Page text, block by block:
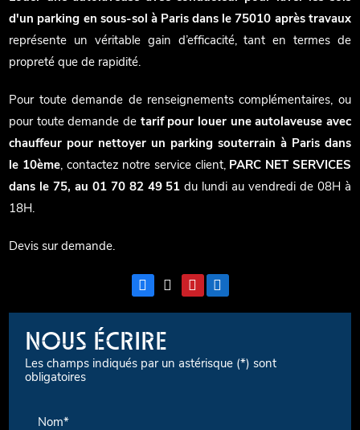
d'un parking en sous-sol à Paris dans le 75010 après travaux
représente un véritable gain d’efficacité, tant en termes de
propreté que de rapidité.
Pour toute demande de renseignements complémentaires, ou
pour toute demande de tarif pour louer une autolaveuse avec
chauffeur pour nettoyer un parking souterrain à Paris dans
le 10ème, contactez notre service client, PARC NET SERVICES
dans le 75, au 01 70 82 49 51 du lundi au vendredi de 08H à
18H.
Devis sur demande.
NOUS ÉCRIRE
Les champs indiqués par un astérisque (*) sont
obligatoires
Nom*